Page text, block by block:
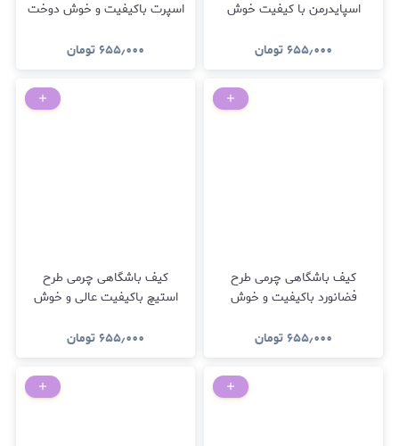
اسپایدرمن با کیفیت خوش
۶۵۵٫۰۰۰تومان
اسپرت باکیفیت و خوش دوخت
۶۵۵٫۰۰۰تومان
کیف باشگاهی چرمی طرح
فضانورد باکیفیت و خوش
۶۵۵٫۰۰۰تومان
کیف باشگاهی چرمی طرح
استیچ باکیفیت عالی و خوش
۶۵۵٫۰۰۰تومان